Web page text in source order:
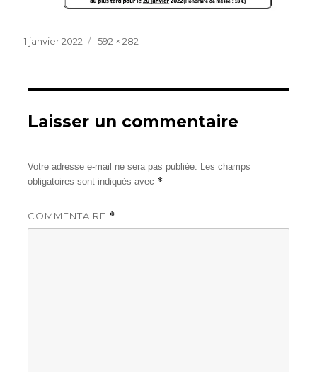
Publié
1 janvier 2022
Taille
592 × 282
Laisser un commentaire
Votre adresse e-mail ne sera pas publiée. Les champs
obligatoires sont indiqués avec *
COMMENTAIRE *